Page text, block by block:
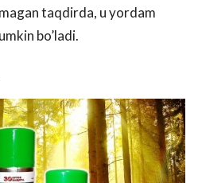
taqdirda, u yordam
bo’ladi.